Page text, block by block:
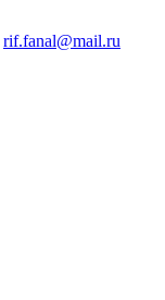
rif.fanal@mail.ru